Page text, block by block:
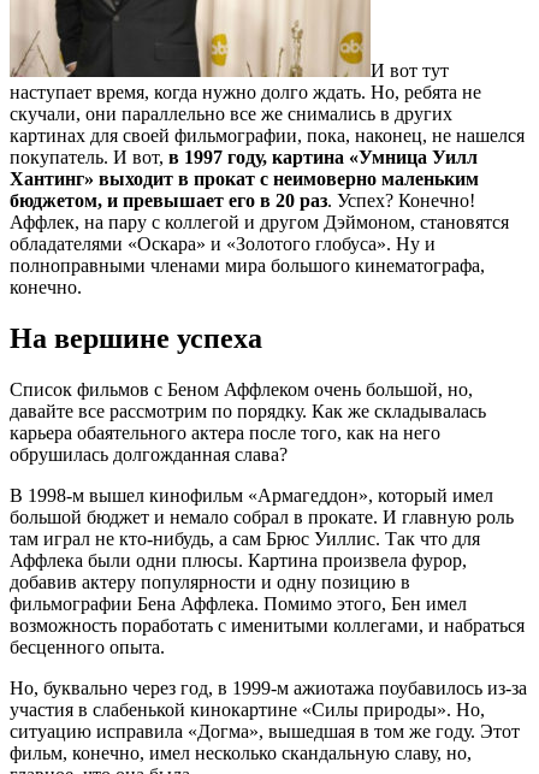
И вот тут
наступает время, когда нужно долго ждать. Но, ребята не
скучали, они параллельно все же снимались в других
картинах для своей фильмографии, пока, наконец, не нашелся
покупатель. И вот, в 1997 году, картина «Умница Уилл
Хантинг» выходит в прокат с неимоверно маленьким
бюджетом, и превышает его в 20 раз. Успех? Конечно!
Аффлек, на пару с коллегой и другом Дэймоном, становятся
обладателями «Оскара» и «Золотого глобуса». Ну и
полноправными членами мира большого кинематографа,
конечно.
На вершине успеха
Список фильмов с Беном Аффлеком очень большой, но,
давайте все рассмотрим по порядку. Как же складывалась
карьера обаятельного актера после того, как на него
обрушилась долгожданная слава?
В 1998-м вышел кинофильм «Армагеддон», который имел
большой бюджет и немало собрал в прокате. И главную роль
там играл не кто-нибудь, а сам Брюс Уиллис. Так что для
Аффлека были одни плюсы. Картина произвела фурор,
добавив актеру популярности и одну позицию в
фильмографии Бена Аффлека. Помимо этого, Бен имел
возможность поработать с именитыми коллегами, и набраться
бесценного опыта.
Но, буквально через год, в 1999-м ажиотажа поубавилось из-за
участия в слабенькой кинокартине «Силы природы». Но,
ситуацию исправила «Догма», вышедшая в том же году. Этот
фильм, конечно, имел несколько скандальную славу, но,